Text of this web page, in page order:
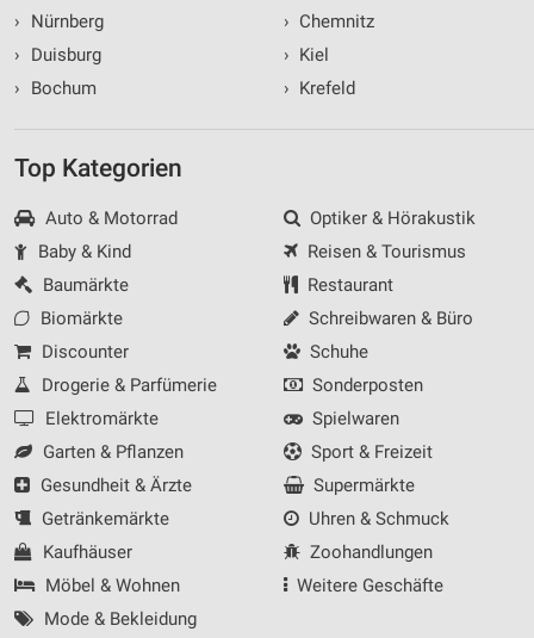
›
Nürnberg
›
Duisburg
›
Bochum
› Chemnitz
› Kiel
› Krefeld
Top Kategorien
Auto & Motorrad
Baby & Kind
Baumärkte
Biomärkte
Discounter
Drogerie & Parfümerie
Elektromärkte
Garten & Pflanzen
Gesundheit & Ärzte
Getränkemärkte
Kaufhäuser
Möbel & Wohnen
Mode & Bekleidung
Optiker & Hörakustik
Reisen & Tourismus
Restaurant
Schreibwaren & Büro
Schuhe
Sonderposten
Spielwaren
Sport & Freizeit
Supermärkte
Uhren & Schmuck
Zoohandlungen
Weitere Geschäfte